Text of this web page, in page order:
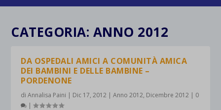
CATEGORIA: ANNO 2012
DA OSPEDALI AMICI A COMUNITÀ AMICA
DEI BAMBINI E DELLE BAMBINE –
PORDENONE
diAnnalisa Paini | Dic 17, 2012 |Anno 2012, Dicembre 2012 | 0
|